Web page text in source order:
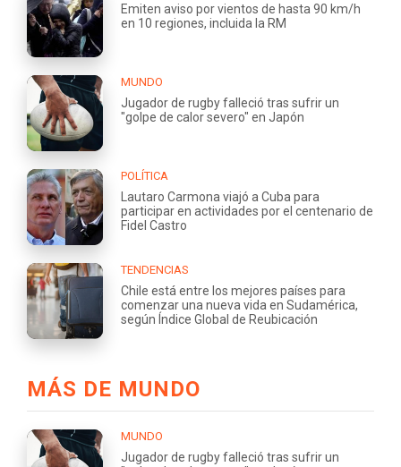
Emiten aviso por vientos de hasta 90 km/h
en 10 regiones, incluida la RM
MUNDO
Jugador de rugby falleció tras sufrir un
"golpe de calor severo" en Japón
POLÍTICA
Lautaro Carmona viajó a Cuba para
participar en actividades por el centenario de
Fidel Castro
TENDENCIAS
Chile está entre los mejores países para
comenzar una nueva vida en Sudamérica,
según Índice Global de Reubicación
MÁS DE MUNDO
MUNDO
Jugador de rugby falleció tras sufrir un